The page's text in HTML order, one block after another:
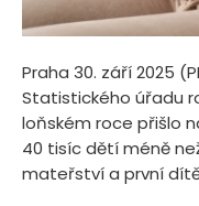
Praha 30. září 2025
Statistického úřadu
loňském roce přišlo
40 tisíc dětí méně
mateřství a první